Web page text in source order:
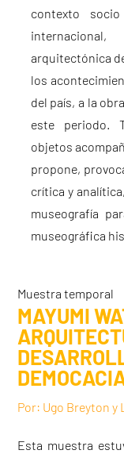
contexto
arquitectónica
los
del país, a la
este periodo.
objetos
propone,
crítica y
museografía
museográfica
Muestra temporal
MAYUMI
Por: Ugo Breyton y
Esta muestra